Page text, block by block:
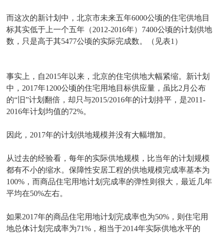
而这次的新计划中，北京市未来五年6000公顷的住宅供地目
标其实低于上一个五年（2012-2016年）7400公顷的计划供地
数，只是高于其5477公顷的实际完成数。（见表1）
事实上，自2015年以来，北京的住宅供地大幅紧缩。新计划
中，2017年1200公顷的住宅用地目标供应量，虽比2月公布
的“旧”计划翻倍，却只与2015/2016年的计划持平，是2011-
2016年计划均值的72%。
因此，2017年的计划供地规模并没有大幅增加。
从过去的经验看，每年的实际供地规模，比当年的计划规模
都有不小的缩水。保障性安居工程的供地规模完成率基本为
100%，而商品住宅用地计划完成率的弹性则很大，最近几年
平均在50%左右。
如果2017年的商品住宅用地计划完成率也为50%，则住宅用
地总体计划完成率为71%，相当于2014年实际供地水平的